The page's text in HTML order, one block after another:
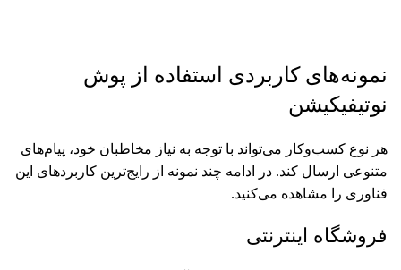
نمونه‌های کاربردی استفاده از پوش
نوتیفیکیشن
هر نوع کسب‌وکار می‌تواند با توجه به نیاز مخاطبان خود، پیام‌های
متنوعی ارسال کند. در ادامه چند نمونه از رایج‌ترین کاربردهای این
فناوری را مشاهده می‌کنید.
فروشگاه اینترنتی